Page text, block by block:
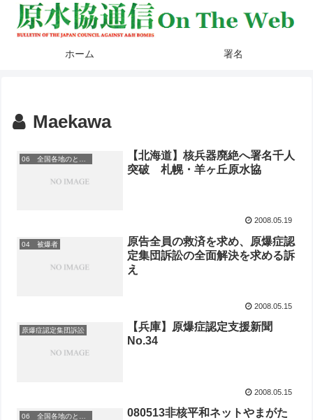
ホーム 署名
Maekawa
【北海道】核兵器廃絶へ署名千人
突破 札幌・羊ヶ丘原水協
2008.05.19
04 被爆者
原告全員の救済を求め、原爆症認
定集団訴訟の全面解決を求める訴
え
2008.05.15
原爆症認定集団訴訟
【兵庫】原爆症認定支援新聞
No.34
2008.05.15
080513非核平和ネットやまがた